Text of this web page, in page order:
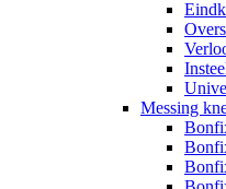
Messing